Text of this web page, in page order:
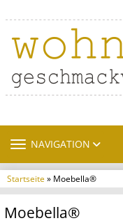
TOGGLE
NAVIGATION
Startseite» Moebella®
Moebella®